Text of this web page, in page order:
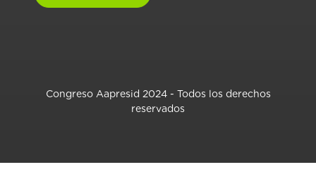
Congreso Aapresid 2024 - Todos los derechos
reservados